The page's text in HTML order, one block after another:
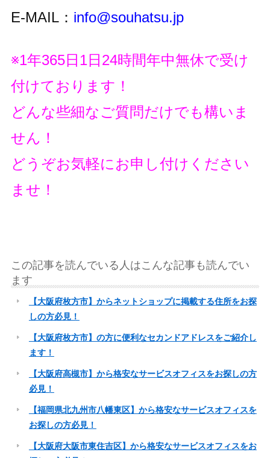
E-MAIL： info@souhatsu.jp
※1年365日1日24時間年中無休で受け
付けております！
どんな些細なご質問だけでも構いま
せん！
どうぞお気軽にお申し付けください
ませ！
この記事を読んでいる人はこんな記事も読んでい
ます
【大阪府枚方市】からネットショップに掲載する住所をお探
しの方必見！
【大阪府枚方市】の方に便利なセカンドアドレスをご紹介し
ます！
【大阪府高槻市】から格安なサービスオフィスをお探しの方
必見！
【福岡県北九州市八幡東区】から格安なサービスオフィスを
お探しの方必見！
【大阪府大阪市東住吉区】から格安なサービスオフィスをお